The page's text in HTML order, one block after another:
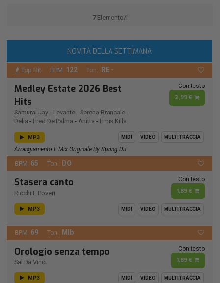
7Elemento/i
NOVITÀ DELLA SETTIMANA
Top Hit BPM: 122 Ton.: RE -
Medley Estate 2026 Best
Hits
Samurai Jay - Levante - Serena Brancale -
Delia - Fred De Palma - Anitta - Emis Killa
Con testo
2,99 €
MP3 MIDI VIDEO MULTITRACCIA
Arrangiamento E Mix Originale By Spring DJ
BPM: 65 Ton.: DO
Stasera canto
Ricchi E Poveri
Con testo
1,89 €
MP3 MIDI VIDEO MULTITRACCIA
BPM: 69 Ton.: MIb
Orologio senza tempo
Sal Da Vinci
Con testo
1,89 €
MP3 MIDI VIDEO MULTITRACCIA